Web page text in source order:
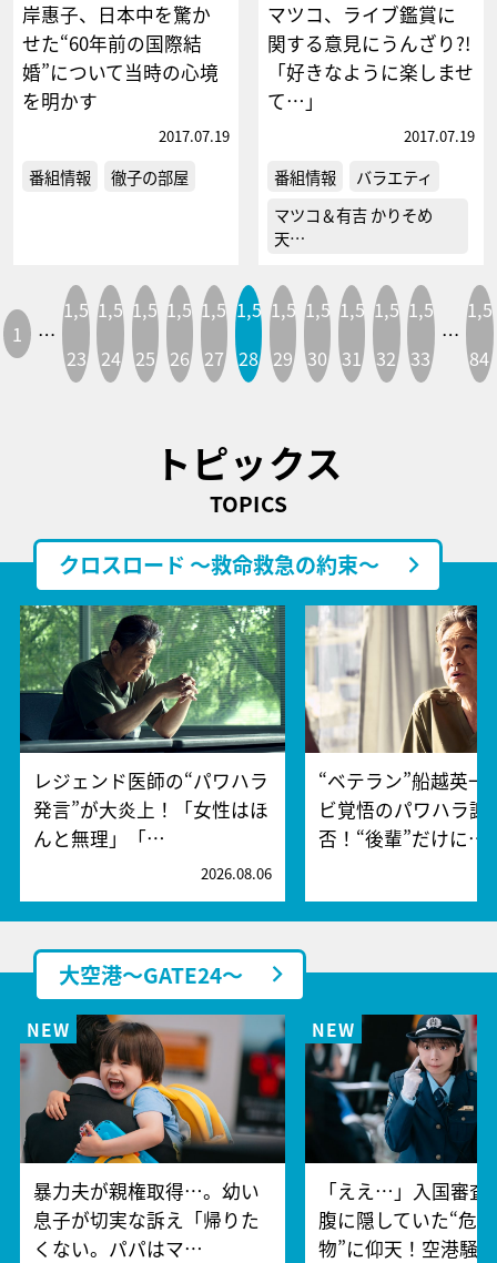
岸惠子、日本中を驚か
せた“60年前の国際結
婚”について当時の心境
を明かす
2017.07.19
番組情報 徹子の部屋
マツコ、ライブ鑑賞に
関する意見にうんざり?!
「好きなように楽しませ
て…」
2017.07.19
番組情報
バラエティ
マツコ＆有吉 かりそめ
天…
1 …
1,5
23
1,5
24
1,5
25
1,5
26
1,5
27
1,5
28
1,5
29
1,5
30
1,5
31
1,5
32
1,5
33
…
1,5
84
トピックス
TOPICS
クロスロード ～救命救急の約束～
レジェンド医師の“パワハラ
発言”が大炎上！「女性はほ
んと無理」「…
2026.08.06
“ベテラン”船越英一
ビ覚悟のパワハラ謝
否！“後輩”だけに…
大空港～GATE24～
暴力夫が親権取得…。幼い
息子が切実な訴え「帰りた
くない。パパはマ…
「ええ…」入国審査
腹に隠していた“危
物”に仰天！空港騒